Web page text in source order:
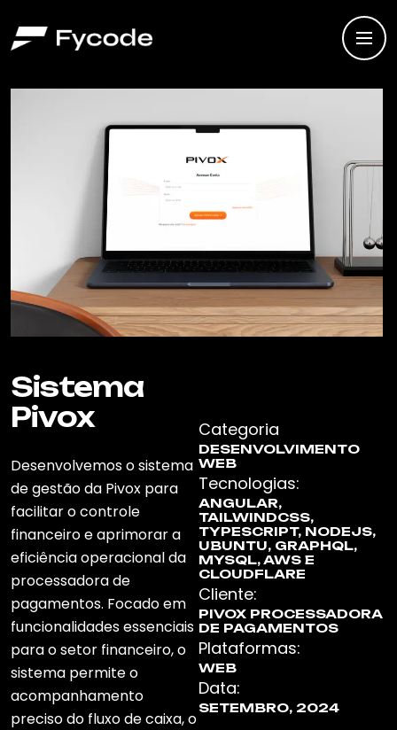
Sistema
Pivox
Desenvolvemos o sistema
de gestão da Pivox para
facilitar o controle
financeiro e aprimorar a
eficiência operacional da
processadora de
pagamentos. Focado em
funcionalidades essenciais
para o setor financeiro, o
sistema permite o
acompanhamento
preciso do fluxo de caixa, o
Categoria
DESENVOLVIMENTO
WEB
Tecnologias:
ANGULAR,
TAILWINDCSS,
TYPESCRIPT, NODEJS,
UBUNTU, GRAPHQL,
MYSQL, AWS E
CLOUDFLARE
Cliente:
PIVOX PROCESSADORA
DE PAGAMENTOS
Plataformas:
WEB
Data:
SETEMBRO, 2024